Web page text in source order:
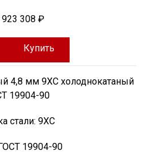
923 308 ₽
Купить
4,8 мм 9ХС холоднокатаный
19904-90
стали: 9ХС
19904-90